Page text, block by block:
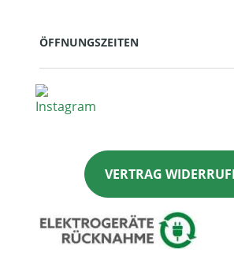
ÖFFNUNGSZEITEN
VERTRAG